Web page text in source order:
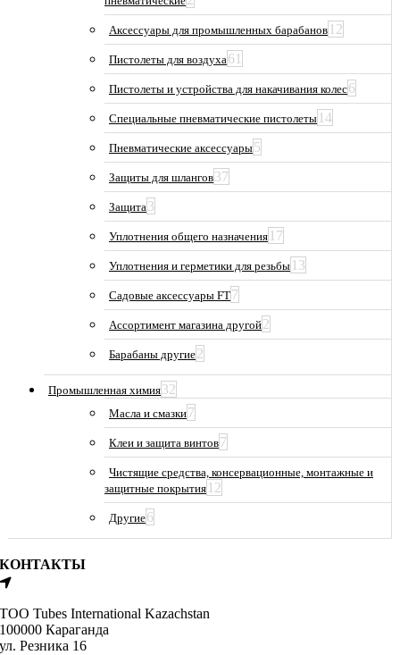
Аксессуары для промышленных барабанов 12
Пистолеты для воздуха61
Пистолеты и устройства для накачивания колес6
Специальные пневматические пистолеты 14
Пневматические аксессуары5
Защиты для шлангов37
Защита3
Уплотнения общего назначения 17
Уплотнения и герметики для резьбы 13
Садовые аксессуары FT7
Ассортимент магазина другой2
Барабаны другие2
Промышленная химия32
Масла и смазки7
Клеи и защита винтов7
Чистящие средства, консервационные, монтажные и
защитные покрытия 12
Другие6
КОНТАКТЫ
ТОО Tubes International Kazachstan
100000 Караганда
ул. Резника 16